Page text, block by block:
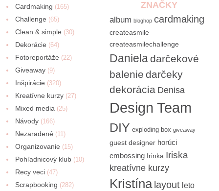
Cardmaking (165)
Challenge (65)
Clean & simple (30)
Dekorácie (64)
Fotoreportáže (22)
Giveaway (9)
Inšpirácie (320)
Kreatívne kurzy (27)
Mixed media (25)
Návody (166)
Nezaradené (11)
Organizovanie (15)
Pohľadnicový klub (10)
Recy veci (47)
Scrapbooking (282)
ZNAČKY
album bloghop cardmaking
createasmile
createasmilechallenge
Daniela darčekové
balenie darčeky
dekorácia Denisa
Design Team
DIY exploding box giveaway
guest designer horúci
embossing Irinka Iriska
kreatívne kurzy
Kristína layout leto